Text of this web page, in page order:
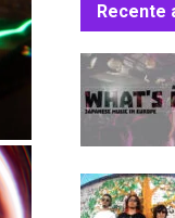
Recente